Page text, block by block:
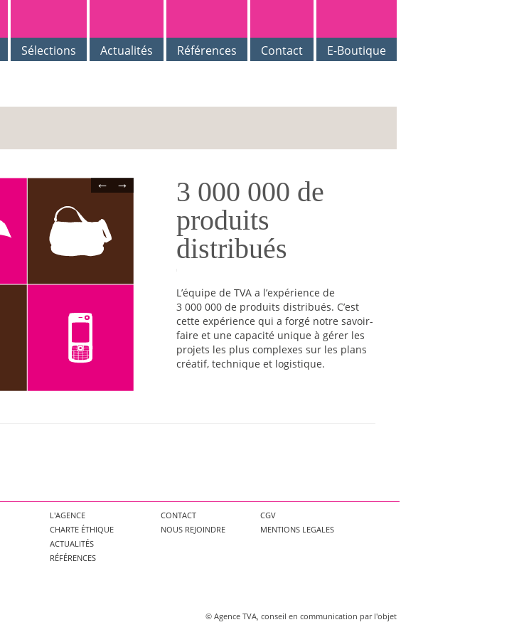
Sélections Actualités Références Contact E-Boutique
← →
3 000 000 de
produits
distribués
L’équipe de TVA a l’expérience de
3 000 000 de produits distribués. C’est
cette expérience qui a forgé notre savoir-
faire et une capacité unique à gérer les
projets les plus complexes sur les plans
créatif, technique et logistique.
L'AGENCE
CHARTE ÉTHIQUE
ACTUALITÉS
RÉFÉRENCES
CONTACT
NOUS REJOINDRE
CGV
MENTIONS LEGALES
© Agence TVA, conseil en communication par l'objet